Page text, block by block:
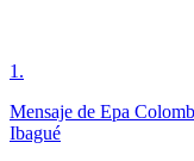
1 .
Mensaje de Epa
Ibagué